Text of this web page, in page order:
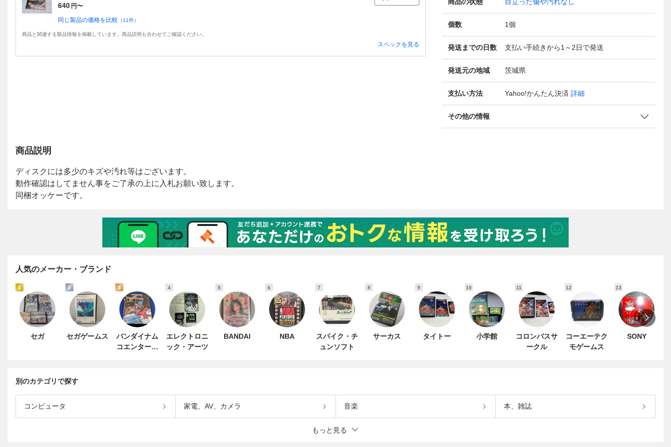
640 円〜
同じ製品の価格を比較 （11件）
商品と関連する製品情報を掲載しています。商品説明も合わせてご確認ください。
スペックを見る
個数 1個
発送までの日数 支払い手続きから1～2日で発送
発送元の地域 茨城県
支払い方法 Yahoo!かんたん決済 詳細
その他の情報
商品説明
人気のメーカー・ブランド
1
セガ
2
セガゲームス
3
バンダイナム
コエンターテ
4
エレクトロニ
ック・アーツ
5
BANDAI
6
NBA
7
スパイク・チ
ュンソフト
8
サーカス
9
タイトー
10
小学館
11
コロンバスサ
ークル
12
コーエーテク
モゲームス
13
SONY
別のカテゴリで探す
コンピュータ 家電、AV、カメラ 音楽 本、雑誌
もっと見る